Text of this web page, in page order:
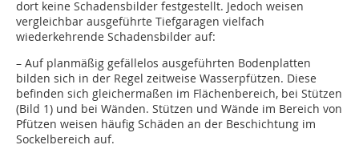
dort keine Schadensbilder festgestellt. Jedoch weisen
vergleichbar ausgeführte Tiefgaragen vielfach
wiederkehrende Schadensbilder auf:
– Auf planmäßig gefällelos ausgeführten Bodenplatten
bilden sich in der Regel zeitweise Wasserpfützen. Diese
befinden sich gleichermaßen im Flächenbereich, bei Stützen
(Bild 1) und bei Wänden. Stützen und Wände im Bereich von
Pfützen weisen häufig Schäden an der Beschichtung im
Sockelbereich auf.